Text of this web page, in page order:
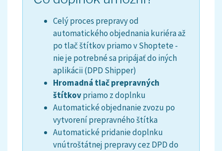
Celý proces prepravy od
automatického objednania kuriéra až
po tlač štítkov priamo v Shoptete -
nie je potrebné sa pripájať do iných
aplikácii (DPD Shipper)
Hromadná tlač prepravných
štítkovpriamo z doplnku
Automatické objednanie zvozu po
vytvorení prepravného štítka
Automatické pridanie doplnku
vnútroštátnej prepravy cez DPD do